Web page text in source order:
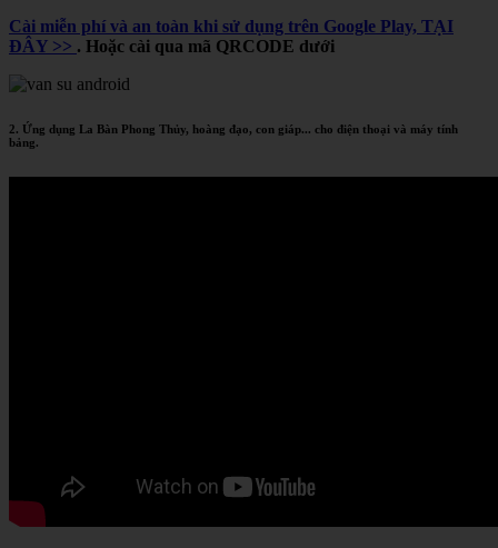
Cài miễn phí và an toàn khi sử dụng trên Google Play, TẠI
ĐÂY >> . Hoặc cài qua mã QRCODE dưới
2. Ứng dụng La Bàn Phong Thủy, hoàng đạo, con giáp... cho điện thoại và máy tính
bảng.